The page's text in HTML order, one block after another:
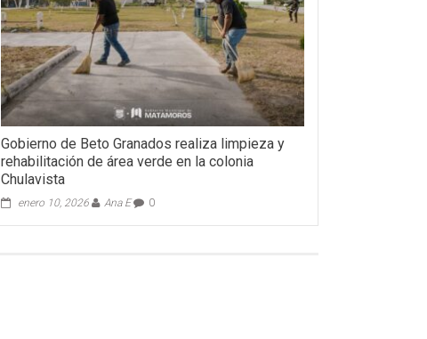
Gobierno de Beto Granados realiza limpieza y
rehabilitación de área verde en la colonia
Chulavista
enero 10, 2026 Ana E 0